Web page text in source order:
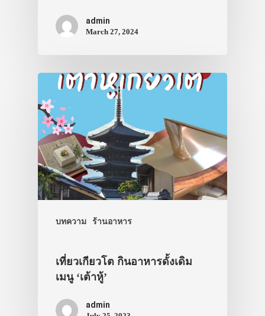
admin
March 27, 2024
บทความ ร้านอาหาร
เที่ยวเกียวโต กินอาหารดั้งเดิม
เมนู ‘เต้าหู้’
admin